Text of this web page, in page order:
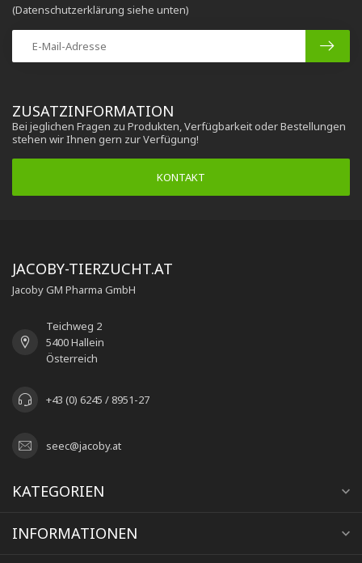
ZUSATZINFORMATION
Bei jeglichen Fragen zu Produkten, Verfügbarkeit oder Bestellungen
stehen wir Ihnen gern zur Verfügung!
KONTAKT
(Datenschutzerklärung siehe unten)
JACOBY-TIERZUCHT.AT
Jacoby GM Pharma GmbH
Teichweg 2
5400 Hallein
Österreich
+43 (0) 6245 / 8951-27
seec@jacoby.at
KATEGORIEN
INFORMATIONEN